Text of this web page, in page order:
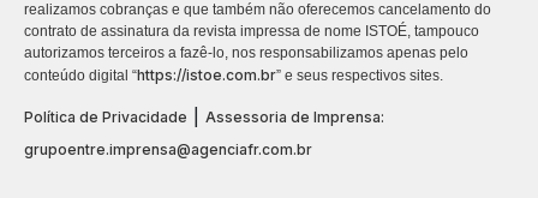
realizamos cobranças e que também não oferecemos cancelamento do
contrato de assinatura da revista impressa de nome ISTOÉ, tampouco
autorizamos terceiros a fazê-lo, nos responsabilizamos apenas pelo
conteúdo digital “https://istoe.com.br” e seus respectivos sites.
Política de Privacidade
Assessoria de Imprensa:
grupoentre.imprensa@agenciafr.com.br